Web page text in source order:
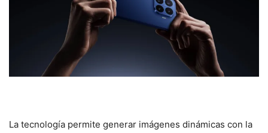
La tecnología permite generar imágenes dinámicas con la